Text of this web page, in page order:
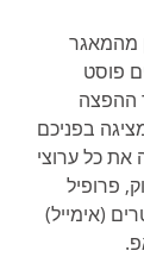
מהמאגר
פוסט
ההפצה
בפניכם
את כל ערוצי
פרופיל
(אימייל)